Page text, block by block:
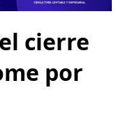
cierre
por